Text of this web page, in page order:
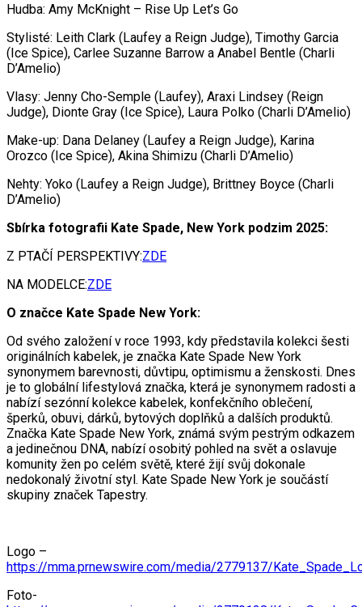
Hudba: Amy McKnight – Rise Up Let’s Go
Stylisté: Leith Clark (Laufey a Reign Judge), Timothy Garcia
(Ice Spice), Carlee Suzanne Barrow a Anabel Bentle (Charli
D’Amelio)
Vlasy: Jenny Cho-Semple (Laufey), Araxi Lindsey (Reign
Judge), Dionte Gray (Ice Spice), Laura Polko (Charli D’Amelio)
Make-up: Dana Delaney (Laufey a Reign Judge), Karina
Orozco (Ice Spice), Akina Shimizu (Charli D’Amelio)
Nehty: Yoko (Laufey a Reign Judge), Brittney Boyce (Charli
D’Amelio)
Sbírka fotografii Kate Spade, New York podzim 2025:
Z PTAČÍ PERSPEKTIVY:ZDE
NA MODELCE:ZDE
O značce Kate Spade New York:
Od svého založení v roce 1993, kdy představila kolekci šesti
originálních kabelek, je značka Kate Spade New York
synonymem barevnosti, důvtipu, optimismu a ženskosti. Dnes
je to globální lifestylová značka, která je synonymem radosti a
nabízí sezónní kolekce kabelek, konfekčního oblečení,
šperků, obuvi, dárků, bytových doplňků a dalších produktů.
Značka Kate Spade New York, známá svým pestrým odkazem
a jedinečnou DNA, nabízí osobitý pohled na svět a oslavuje
komunity žen po celém světě, které žijí svůj dokonale
nedokonalý životní styl. Kate Spade New York je součástí
skupiny značek Tapestry.
Logo –
https://mma.prnewswire.com/media/2779137/
Foto-